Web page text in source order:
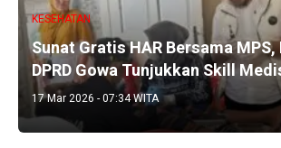
KESEHATAN
Sunat Gratis HAR Bersama
DPRD Gowa Tunjukkan Skill
17 Mar 2026 - 07:34 WITA